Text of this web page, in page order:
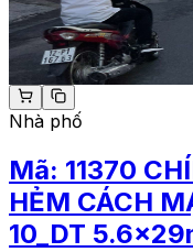
Nhà phố
Mã: 11370
HẺM CÁCH
10_DT